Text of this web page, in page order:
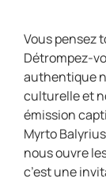
Vous pensez
Détrompez-
authentique
culturelle et
émission
Myrto
nous ouvre
c’est une